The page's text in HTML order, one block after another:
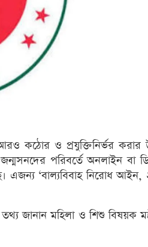
আরও কঠোর ও প্রযুক্তিনির্ভর
জন্মসনদের পরিবর্তে অনলাইন বা
এজন্য ‘বাল্যবিবাহ নিরোধ
জানান মহিলা ও শিশু বিষয়ক